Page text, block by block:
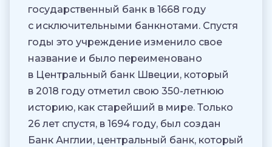
государственный банк в 1668 году
с исключительными банкнотами. Спустя
годы это учреждение изменило свое
название и было переименовано
в Центральный банк Швеции, который
в 2018 году отметил свою 350-летнюю
историю, как старейший в мире. Только
26 лет спустя, в 1694 году, был создан
Банк Англии, центральный банк, который